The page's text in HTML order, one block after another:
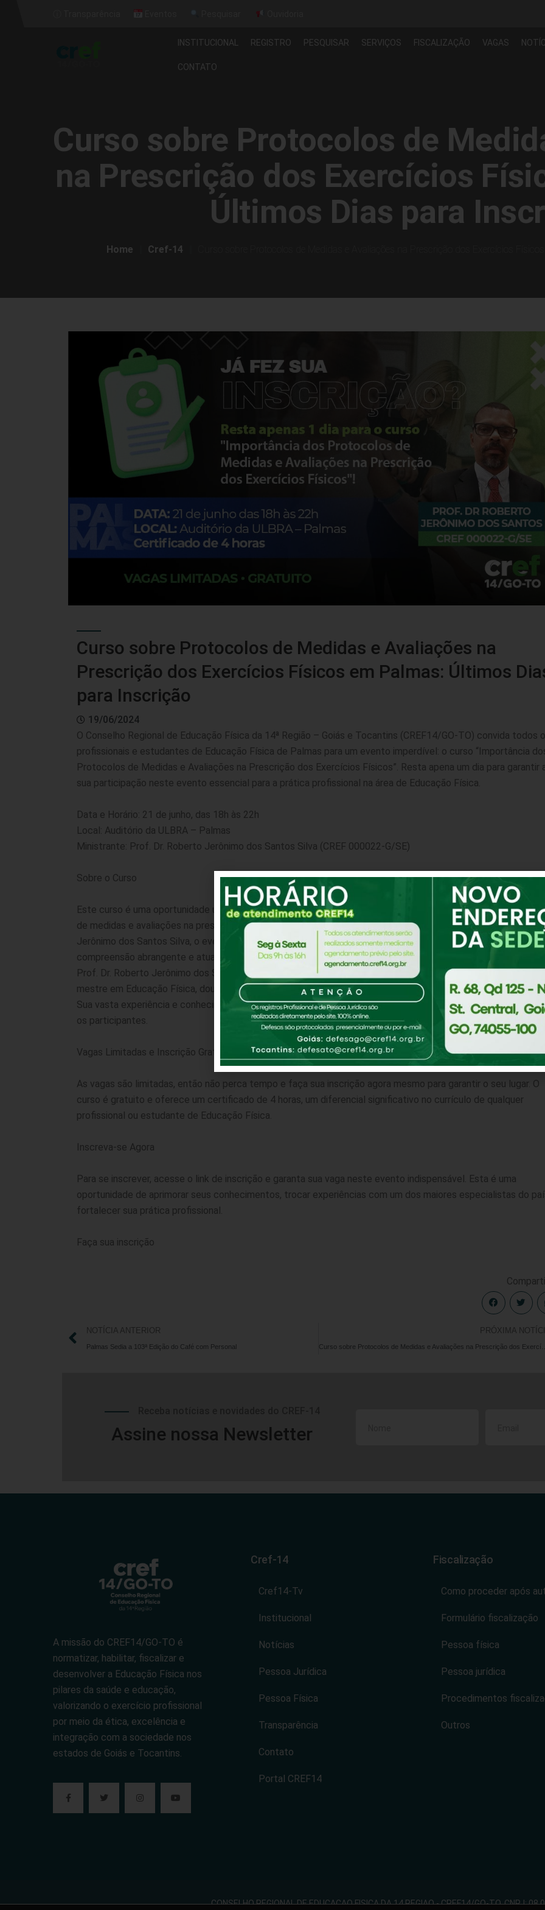
INSTITUCIONAL REGISTRO PESQUISAR SERVIÇOS FISCALIZAÇÃO VAGAS
CONTATO
Curso sobre Protocolos de
na Prescrição dos Exercícios
Últimos Dias para
Home Cref-14
Curso sobre Protocolos de Medidas e Avaliações na
Prescrição dos Exercícios Físicos em Palmas: Últimos
para Inscrição
19/06/2024
O Conselho Regional de Educação Física da 14ª Região – Goiás e Tocantins (CREF14/GO-TO) convida todos
profissionais e estudantes de Educação Física de Palmas para um evento imperdível: o curso “Importância
Protocolos de Medidas e Avaliações na Prescrição dos Exercícios Físicos”. Resta apena um dia para garantir
sua participação neste evento essencial para a prática profissional na área de Educação Física.
Data e Horário: 21 de junho, das 18h às 22h
Local: Auditório da ULBRA – Palmas
Ministrante: Prof. Dr. Roberto Jerônimo dos Santos Silva (CREF 000022-G/SE)
Sobre o Curso
Este curso é uma oportunidade única para aprofundar seus conhecimentos sobre a importância dos
de medidas e avaliações na prescrição de exercícios físicos. Ministrado pelo renomado Prof. Dr. Roberto
Jerônimo dos Santos Silva, o evento promete uma abordagem prática e teórica, proporcionando uma
compreensão abrangente e atualizada do tema.
Prof. Dr. Roberto Jerônimo dos Santos Silva é graduado em Educação Física, especialista em Saúde
mestre em Educação Física, doutor em Ciências da Saúde e pós-doutor em Atividade Física relacionada à
Sua vasta experiência e conhecimento na área garantem um conteúdo de alta qualidade e relevância para
os participantes.
Vagas Limitadas e Inscrição Gratuita
As vagas são limitadas, então não perca tempo e faça sua inscrição agora mesmo para garantir o seu lugar. O
curso é gratuito e oferece um certificado de 4 horas, um diferencial significativo no currículo de qualquer
profissional ou estudante de Educação Física.
Inscreva-se Agora
Para se inscrever, acesse o link de inscrição e garanta sua vaga neste evento indispensável. Esta é uma
oportunidade de aprimorar seus conhecimentos, trocar experiências com um dos maiores especialistas do
fortalecer sua prática profissional.
Faça sua inscrição
NOTÍCIA ANTERIOR
Palmas Sedia a 103ª Edição do Café com Personal
PRÓXIMA
Assine nossa Newsletter
A missão do CREF14/GO-TO é
normatizar, habilitar, fiscalizar e
desenvolver a Educação Física nos
pilares da saúde e educação,
valorizando o exercício profissional
por meio da ética, excelência e
integração com a sociedade nos
estados de Goiás e Tocantins.
Cref-14
Cref14-Tv
Institucional
Notícias
Pessoa Jurídica
Pessoa Física
Transparência
Contato
Portal CREF14
Fiscalização
Como proceder após
Formulário fiscalização
Pessoa física
Pessoa jurídica
Procedimentos
Outros
CONSELHO REGIONAL DE EDUCACAO FISICA DA 14 REGIAO - CREF14/GO-TO. CNPJ: